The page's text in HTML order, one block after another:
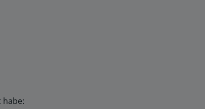
habe: